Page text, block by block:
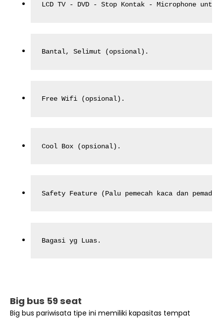
LCD TV - DVD - Stop Kontak - Microphone
Bantal, Selimut (opsional).
Free Wifi (opsional).
Cool Box (opsional).
Safety Feature (Palu pemecah kaca dan
Bagasi yg Luas.
Big bus 59 seat
Big bus pariwisata tipe ini memiliki kapasitas tempat